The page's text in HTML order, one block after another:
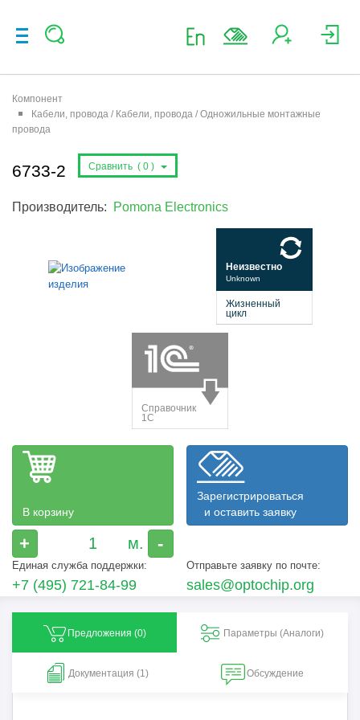
Компонент
Кабели, провода / Кабели, провода / Одножильные монтажные
провода
6733-2 Сравнить ( 0 )
Производитель: Pomona Electronics
В корзину
+ -
Зарегистрироваться
и оставить заявку
Единая служба поддержки:
+7 (495) 721-84-99
Отправьте заявку по почте:
sales@optochip.org
Предложения (0) Параметры (Aналоги)
Документация (1) Обсуждение